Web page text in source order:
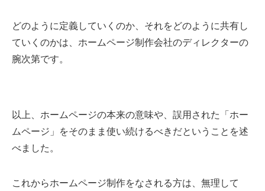
どのように定義していくのか、それをどのように共有し
ていくのかは、ホームページ制作会社のディレクターの
腕次第です。
以上、ホームページの本来の意味や、誤用された「ホー
ムページ」をそのまま使い続けるべきだということを述
べました。
これからホームページ制作をなされる方は、無理して